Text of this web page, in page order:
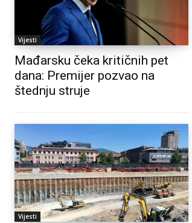
Vijesti
Mađarsku čeka kritičnih pet
dana: Premijer pozvao na
štednju struje
Vijesti